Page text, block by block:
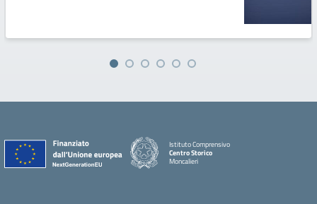
Istituto Comprensivo
Centro Storico
Moncalieri